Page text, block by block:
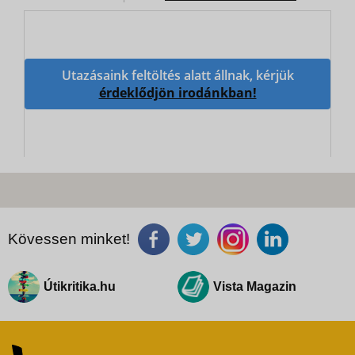
Utazásaink feltöltés alatt állnak, kérjük
érdeklődjön irodánkban!
Kövessen minket!
Útikritika.hu Vista Magazin